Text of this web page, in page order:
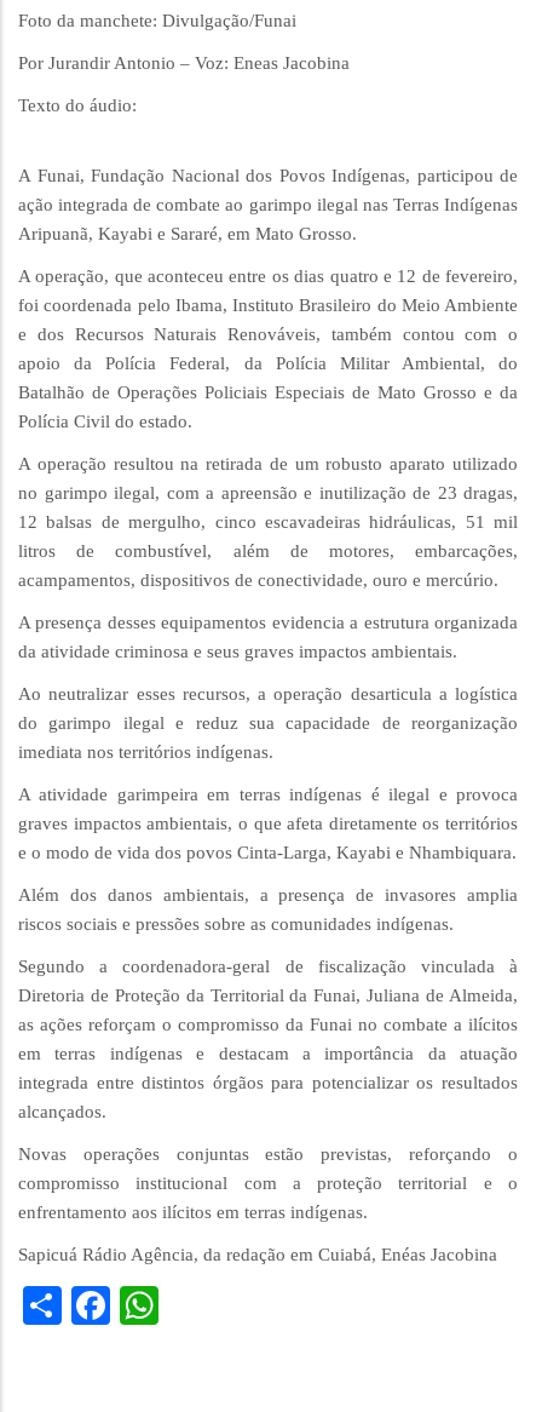
Foto da manchete: Divulgação/Funai
Por Jurandir Antonio – Voz: Eneas Jacobina
Texto do áudio:
A Funai, Fundação Nacional dos Povos Indígenas, participou de
ação integrada de combate ao garimpo ilegal nas Terras Indígenas
Aripuanã, Kayabi e Sararé, em Mato Grosso.
A operação, que aconteceu entre os dias quatro e 12 de fevereiro,
foi coordenada pelo Ibama, Instituto Brasileiro do Meio Ambiente
e dos Recursos Naturais Renováveis, também contou com o
apoio da Polícia Federal, da Polícia Militar Ambiental, do
Batalhão de Operações Policiais Especiais de Mato Grosso e da
Polícia Civil do estado.
A operação resultou na retirada de um robusto aparato utilizado
no garimpo ilegal, com a apreensão e inutilização de 23 dragas,
12 balsas de mergulho, cinco escavadeiras hidráulicas, 51 mil
litros de combustível, além de motores, embarcações,
acampamentos, dispositivos de conectividade, ouro e mercúrio.
A presença desses equipamentos evidencia a estrutura organizada
da atividade criminosa e seus graves impactos ambientais.
Ao neutralizar esses recursos, a operação desarticula a logística
do garimpo ilegal e reduz sua capacidade de reorganização
imediata nos territórios indígenas.
A atividade garimpeira em terras indígenas é ilegal e provoca
graves impactos ambientais, o que afeta diretamente os territórios
e o modo de vida dos povos Cinta-Larga, Kayabi e Nhambiquara.
Além dos danos ambientais, a presença de invasores amplia
riscos sociais e pressões sobre as comunidades indígenas.
Segundo a coordenadora-geral de fiscalização vinculada à
Diretoria de Proteção da Territorial da Funai, Juliana de Almeida,
as ações reforçam o compromisso da Funai no combate a ilícitos
em terras indígenas e destacam a importância da atuação
integrada entre distintos órgãos para potencializar os resultados
alcançados.
Novas operações conjuntas estão previstas, reforçando o
compromisso institucional com a proteção territorial e o
enfrentamento aos ilícitos em terras indígenas.
Sapicuá Rádio Agência, da redação em Cuiabá, Enéas Jacobina
ShareFacebook